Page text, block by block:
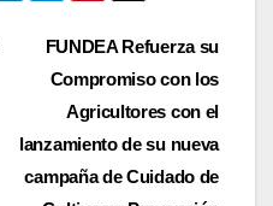
FUNDEA Refuerza su
Compromiso con los
Agricultores con el
lanzamiento de su nueva
campaña de Cuidado de